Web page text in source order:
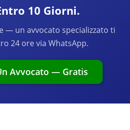
10 Giorni.
— un avvocato specializzato ti
24 ore via WhatsApp.
Avvocato — Gratis